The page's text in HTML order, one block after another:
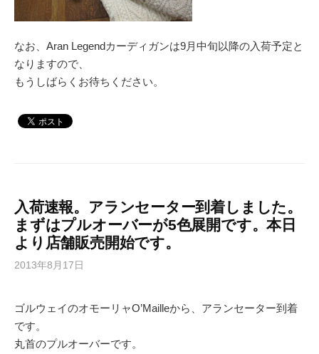
なお、Aran Legendカーディガンは9月中旬以降の入荷予定と
なりますので、
もうしばらくお待ちください。
入荷速報。アランセーター到着しました。
まずはプルオーバーが5色展開です。本日
より店舗販売開始です。
2013年8月17日
ゴルウェイのオモーリャO’Mailleから、アランセーター到着
です。
丸首のプルオーバーです。